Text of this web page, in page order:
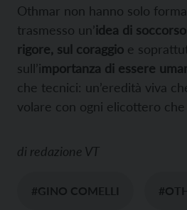
Othmar non hanno solo
trasmesso un’idea di
rigore, sul coraggio e
sull’importanza di essere
che tecnici: un’eredità viva
volare con ogni elicottero che
di redazione VT
#GINO COMELLI